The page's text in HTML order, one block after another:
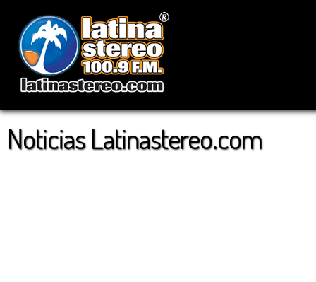
Noticias Latinastereo.com